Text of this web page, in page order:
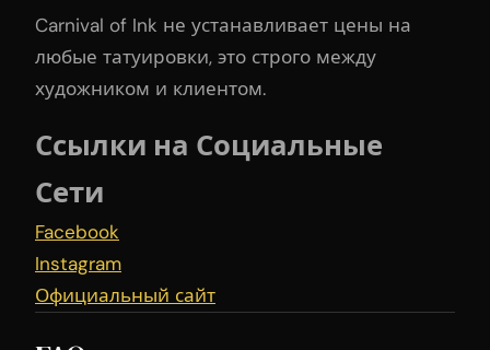
Carnival of Ink не устанавливает цены на
любые татуировки, это строго между
художником и клиентом.
Ссылки на Социальные
Сети
Facebook
Instagram
Официальный сайт